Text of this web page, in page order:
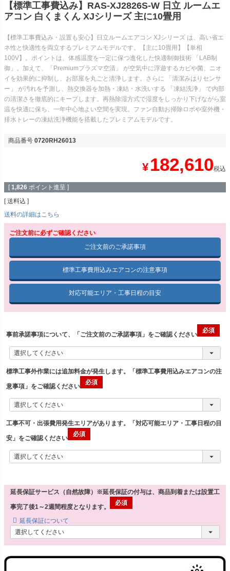
【標準工事費込み】RAS-XJ2826S-W 日立 ルームエ
アコン 白くまくん XJシリーズ 主に10畳用
【標準工事費込み・設置も安心】日立ルームエアコン XJシリーズ は、高い省エ
ネ性と快適性を両立するプレミアムモデルです。【主に10畳用】【単相
100V】。ポイントは、体感温度を一定に保つ進化した快適制御技術 「LAB制
御」。加えて、「Premiumプラズマ空清」 が空気中に浮遊するカビや菌、ニオ
イを効果的に抑制し、お部屋を丸ごと清浄します。さらに 「清潔みはりセンサ
ー」 が汚れを予測し、熱交換器を加熱・凍結・水洗いする 「凍結洗浄」 で内部
の清潔さを徹底的にキープします。再熱除湿方式で湿度をしっかり下げながら室
温を快適に保ち、一年中心地よい空間を実現。ファン自動お掃除ロボや室外機・
排水トレーの凍結洗浄機能を搭載したプレミアムモデルです。
商品番号 0720RH26013
¥ 182,610税込
[ 1,826 ポイント進呈 ]
送料込
送料の詳細はこちら
ご注文前に必ずご確認ください
ご注文前のご承諾事項
標準工事費用込みエアコンの注意事項
対応可能エリア・工事日程の目安
事前承諾事項について、「ご注文前のご承諾事項」をご確認ください
標準工事外作業には追加料金が発生します。「標準工事費用込みエアコンの注
意事項」をご確認ください
工事不可・出張費用発生エリアがあります。「対応可能エリア・工事日程の目
安」をご確認ください
延長保証サービス（自然故障）※延長保証の付与は、商品到着または設置工
事完了後1～2週間程度となります。
延長保証について